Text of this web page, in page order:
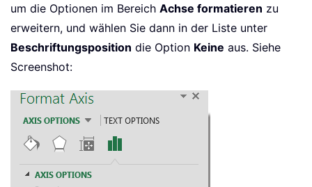
um die Optionen im Bereich Achse formatieren zu
erweitern, und wählen Sie dann in der Liste unter
Beschriftungsposition die Option Keine aus. Siehe
Screenshot: